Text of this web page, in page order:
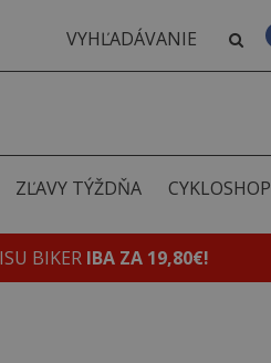
ZĽAVY TÝŽDŇA CYKLOSHOP
BIKER IBA ZA 19,80€!